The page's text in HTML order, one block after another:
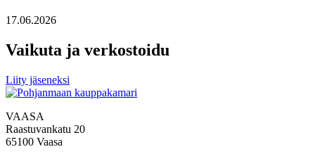
17.06.2026
Vaikuta ja verkostoidu
Liity jäseneksi
VAASA
Raastuvankatu 20
65100 Vaasa